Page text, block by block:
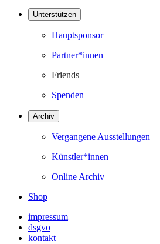
Unterstützen
Hauptsponsor
Partner*innen
Friends
Spenden
Archiv
Vergangene Ausstellungen
Künstler*innen
Online Archiv
Shop
impressum
dsgvo
kontakt